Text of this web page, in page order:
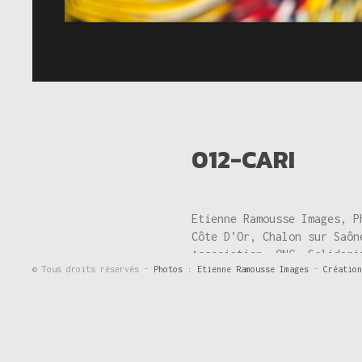
© Tous droits réservés - Photos : Etienne Ramousse Images -
012-CARI
Etienne Ramousse
Côte D’Or, Chalon sur
Association, ONG,
International,